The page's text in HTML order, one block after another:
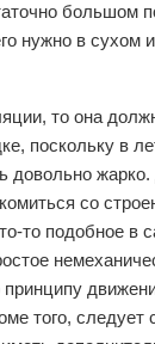
большом
нужно в сухом
то она
поскольку в
довольно жарко.
со
то подобное в
принципу
того, следует